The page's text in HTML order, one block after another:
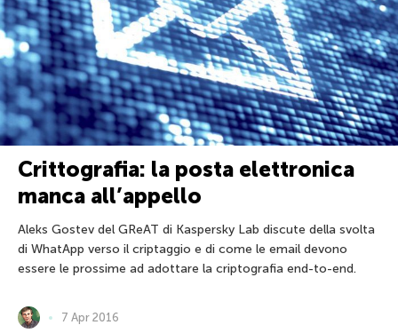
Crittografia: la posta elettronica
manca all’appello
Aleks Gostev del GReAT di Kaspersky Lab discute della svolta
di WhatApp verso il criptaggio e di come le email devono
essere le prossime ad adottare la criptografia end-to-end.
7 Apr 2016